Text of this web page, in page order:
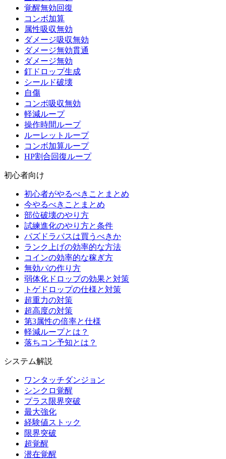
覚醒無効回復
コンボ加算
属性吸収無効
ダメージ吸収無効
ダメージ無効貫通
ダメージ無効
釘ドロップ生成
シールド破壊
自傷
コンボ吸収無効
軽減ループ
操作時間ループ
ルーレットループ
コンボ加算ループ
HP割合回復ループ
初心者向け
初心者がやるべきことまとめ
今やるべきことまとめ
部位破壊のやり方
試練進化のやり方と条件
パズドラパスは買うべきか
ランク上げの効率的な方法
コインの効率的な稼ぎ方
無効パの作り方
弱体化ドロップの効果と対策
トゲドロップの仕様と対策
超重力の対策
超高度の対策
第3属性の倍率と仕様
軽減ループとは？
落ちコン予知とは？
システム解説
ワンタッチダンジョン
シンクロ覚醒
プラス限界突破
最大強化
経験値ストック
限界突破
超覚醒
潜在覚醒